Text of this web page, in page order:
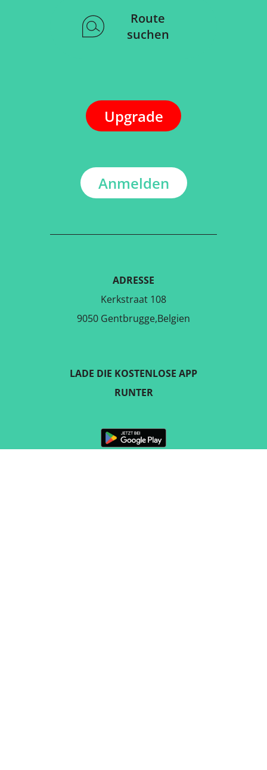
Route
suchen
Upgrade
Anmelden
ADRESSE
Kerkstraat 108
9050 Gentbrugge,Belgien
LADE DIE KOSTENLOSE APP
RUNTER